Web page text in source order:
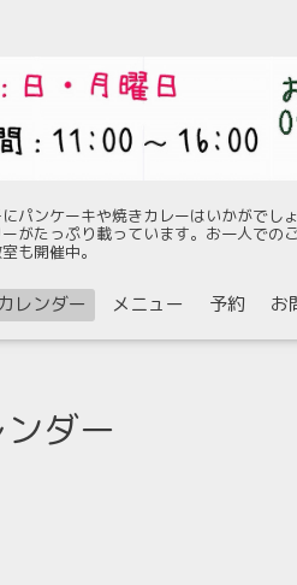
パンケーキや焼きカレーはいかがでしょ
がたっぷり載っています。お一人での
も開催中。
カレンダー メニュー 予約 お
ダー